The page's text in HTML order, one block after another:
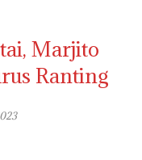
Marjito
Ranting